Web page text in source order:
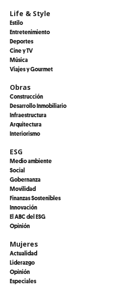
Life & Style
Estilo
Entretenimiento
Deportes
Cine y TV
Música
Viajes y Gourmet
Obras
Construcción
Desarrollo Inmobiliario
Infraestructura
Arquitectura
Interiorismo
ESG
Medio ambiente
Social
Gobernanza
Movilidad
Finanzas Sostenibles
Innovación
El ABC del ESG
Opinión
Mujeres
Actualidad
Liderazgo
Opinión
Especiales